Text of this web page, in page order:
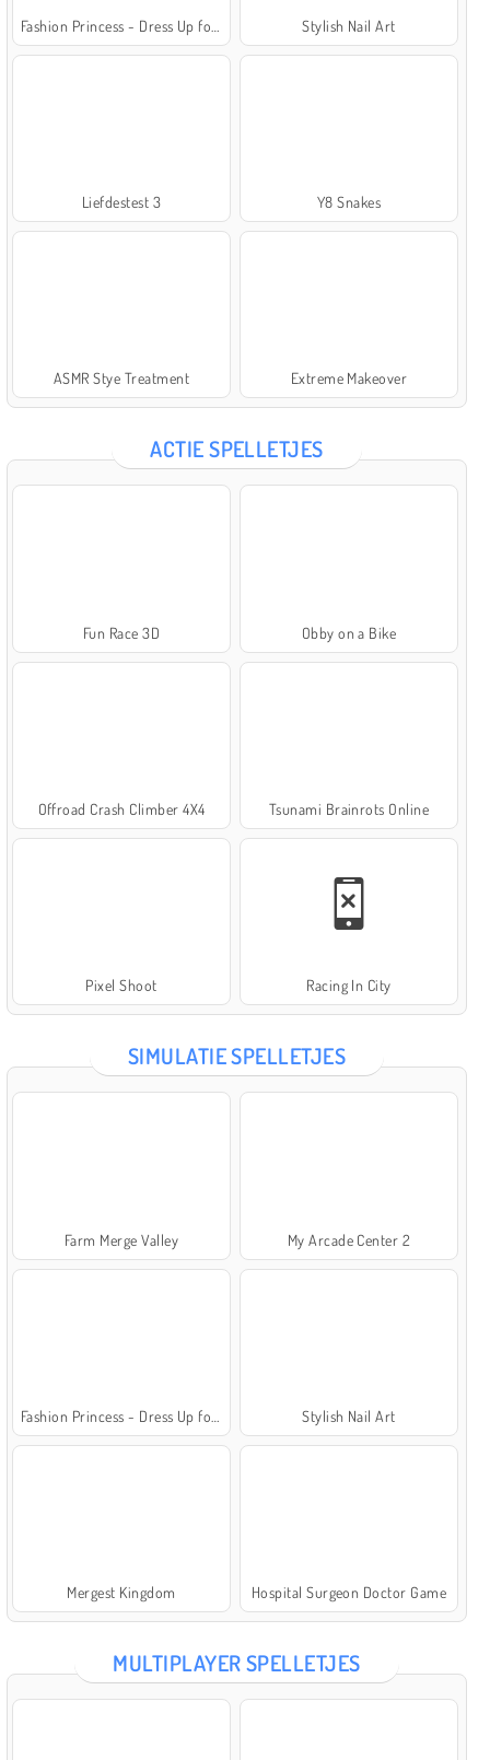
Stylish Nail Art
Liefdestest 3 Y8 Snakes
ASMR Stye Treatment Extreme Makeover
ACTIE SPELLETJES
Fun Race 3D Obby on a Bike
Offroad Crash Climber 4X4 Tsunami Brainrots Online
Pixel Shoot Racing In City
SIMULATIE SPELLETJES
Farm Merge Valley My Arcade Center 2
Stylish Nail Art
Mergest Kingdom Hospital Surgeon Doctor Game
MULTIPLAYER SPELLETJES